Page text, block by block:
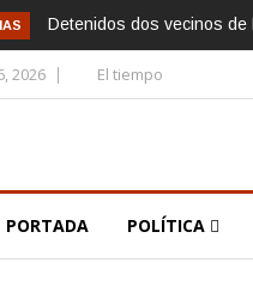
Detenidos dos vecinos de
2026 El tiempo
PORTADA POLÍTICA